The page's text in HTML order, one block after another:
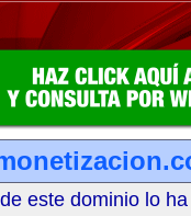
este dominio lo